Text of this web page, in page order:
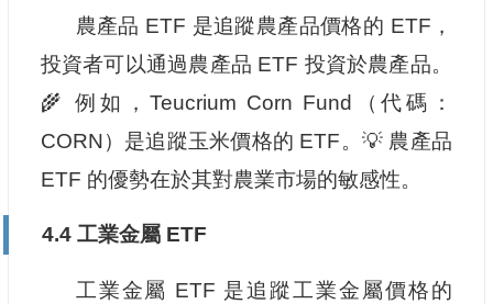
農產品 ETF 是追蹤農產品價格的 ETF，
投資者可以通過農產品 ETF 投資於農產品。
🌾 例如，Teucrium Corn Fund（代碼：
CORN）是追蹤玉米價格的 ETF。💡 農產品
ETF 的優勢在於其對農業市場的敏感性。
4.4 工業金屬 ETF
工業金屬 ETF 是追蹤工業金屬價格的